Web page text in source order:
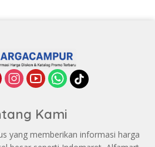
Kami
yang memberikan informasi harga